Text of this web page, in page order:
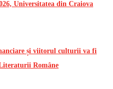
Universitatea din Craiova
și viitorul culturii va fi
Române